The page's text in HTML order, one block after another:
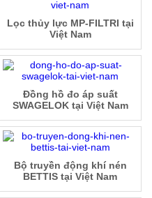
Lọc thủy lực MP-FILTRI tại
Việt Nam
Đồng hồ đo áp suất
SWAGELOK tại Việt Nam
Bộ truyền động khí nén
BETTIS tại Việt Nam